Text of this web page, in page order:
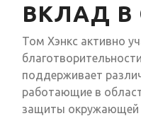
ВКЛАД
Том Хэнкс активно
поддерживает
работающие в
защиты окружающей